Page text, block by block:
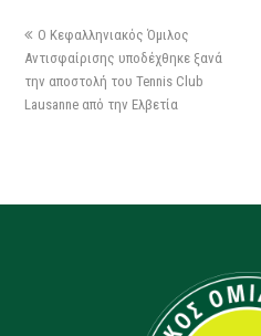
Ο Κεφαλληνιακός Όμιλος
Αντισφαίρισης υποδέχθηκε ξανά
την αποστολή του Tennis Club
Lausanne από την Ελβετία